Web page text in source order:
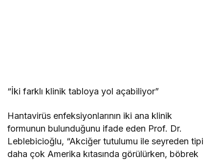
“İki farklı klinik tabloya yol açabiliyor”
Hantavirüs enfeksiyonlarının iki ana klinik
formunun bulunduğunu ifade eden Prof. Dr.
Leblebicioğlu, “Akciğer tutulumu ile seyreden tipi
daha çok Amerika kıtasında görülürken, böbrek